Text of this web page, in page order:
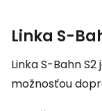
Linka S-
Linka S-Bahn
možnosťou